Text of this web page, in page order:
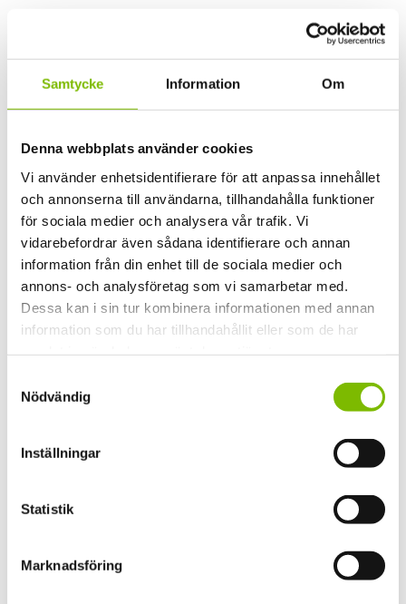
Samtycke Information Om
Denna webbplats använder cookies
Vi använder enhetsidentifierare för att anpassa innehållet
och annonserna till användarna, tillhandahålla funktioner
för sociala medier och analysera vår trafik. Vi
vidarebefordrar även sådana identifierare och annan
information från din enhet till de sociala medier och
annons- och analysföretag som vi samarbetar med.
Dessa kan i sin tur kombinera informationen med annan
information som du har tillhandahållit eller som de har
Nödvändig
Inställningar
Statistik
Marknadsföring
monteringsanvisning-exal-pulpettak-20240821.pdf
exal-nordic140-produktblad-20240627.pdf
Dimensioner
3087 × 3630 × 2800 mm
Uterumstyp
Uterum Fasadansluten
Material
Aluminiumstomme
Säsong
Sommar
Taktyp
Pulpettak
Etikett
Nyhet
Storlek utv.
stolpar
L: 3630 mm D: 3087 mm
stomme
Tak